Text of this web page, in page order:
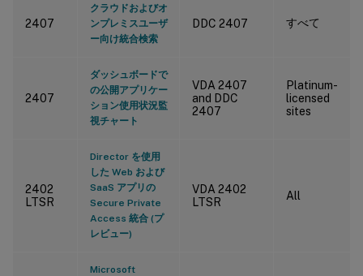
2407
クラウドおよびオ
ンプレミスユーザ
ー向け統合検索
DDC 2407 すべて
2407
ダッシュボードで
の公開アプリケー
ション使用状況監
視チャート
VDA 2407
and DDC
2407
Platinum-
licensed
sites
2402
LTSR
Director を使用
した Web および
SaaS アプリの
Secure Private
Access 統合 (プ
レビュー)
VDA 2402
LTSR
All
Microsoft